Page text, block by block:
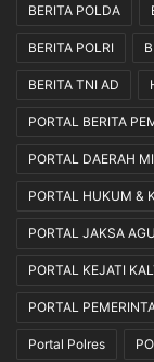
BERITA POLDA
BERITA POLRI
BERITA TNI AD
PORTAL BERITA
PORTAL DAERAH
PORTAL HUKUM &
PORTAL JAKSA
PORTAL KEJATI
PORTAL
Portal Polres